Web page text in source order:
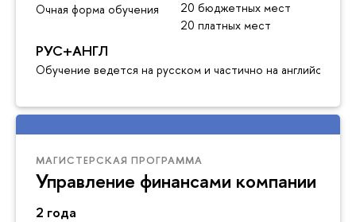
Очная форма обучения
20 бюджетных мест
20 платных мест
РУС+АНГЛ
Обучение ведется на русском и частично на английском
МАГИСТЕРСКАЯ ПРОГРАММА
Управление финансами компании
2 года